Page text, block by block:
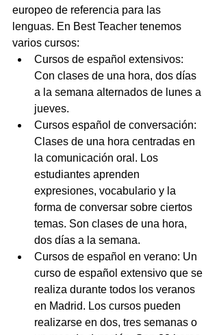
europeo de referencia para las
lenguas. En Best Teacher tenemos
varios cursos:
Cursos de español extensivos:
Con clases de una hora, dos días
a la semana alternados de lunes a
jueves.
Cursos español de conversación:
Clases de una hora centradas en
la comunicación oral. Los
estudiantes aprenden
expresiones, vocabulario y la
forma de conversar sobre ciertos
temas. Son clases de una hora,
dos días a la semana.
Cursos de español en verano: Un
curso de español extensivo que se
realiza durante todos los veranos
en Madrid. Los cursos pueden
realizarse en dos, tres semanas o